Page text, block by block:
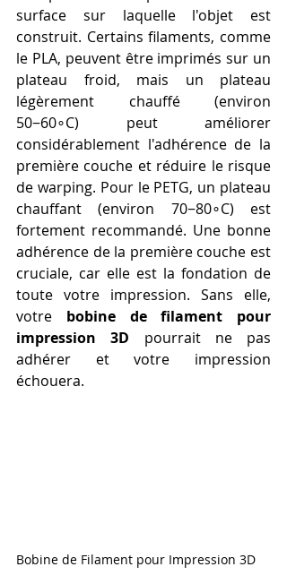
surface sur laquelle l'objet est
construit. Certains filaments, comme
le PLA, peuvent être imprimés sur un
plateau froid, mais un plateau
légèrement chauffé (environ
50−60∘C) peut améliorer
considérablement l'adhérence de la
première couche et réduire le risque
de warping. Pour le PETG, un plateau
chauffant (environ 70−80∘C) est
fortement recommandé. Une bonne
adhérence de la première couche est
cruciale, car elle est la fondation de
toute votre impression. Sans elle,
votre bobine de filament pour
impression 3D pourrait ne pas
adhérer et votre impression
échouera.
Bobine de Filament pour Impression 3D